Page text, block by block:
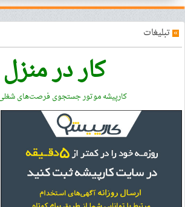
» تبلیغات
کار در منزل
کارپیشه موتور جستجوی فرصت‌های شغلی